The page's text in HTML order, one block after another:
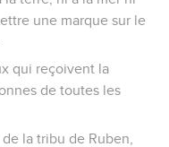
une marque sur le
qui reçoivent la
de toutes les
la tribu de Ruben,